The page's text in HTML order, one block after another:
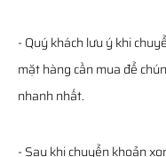
- Quý khách lưu ý khi
mặt hàng cần mua để
nhanh nhất.
- Sau khi chuyển khoản